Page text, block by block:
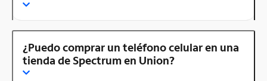
¿Puedo comprar un teléfono celular en una
tienda de Spectrum en Union?